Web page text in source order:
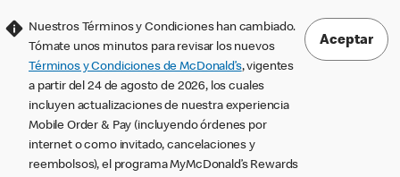
Nuestros Términos y Condiciones han cambiado.
Tómate unos minutos para revisar los nuevos
Términos y Condiciones de McDonald’s, vigentes
a partir del 24 de agosto de 2026, los cuales
incluyen actualizaciones de nuestra experiencia
Mobile Order & Pay (incluyendo órdenes por
internet o como invitado, cancelaciones y
reembolsos), el programa MyMcDonald’s Rewards
Aceptar